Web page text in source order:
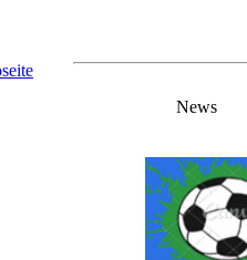
News